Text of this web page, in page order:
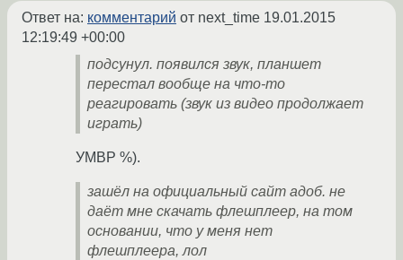
Ответ на: комментарий от next_time 19.01.2015
12:19:49 +00:00
подсунул. появился звук, планшет
перестал вообще на что-то
реагировать (звук из видео продолжает
играть)
УМВР %).
зашёл на официальный сайт адоб. не
даёт мне скачать флешплеер, на том
основании, что у меня нет
флешплеера, лол